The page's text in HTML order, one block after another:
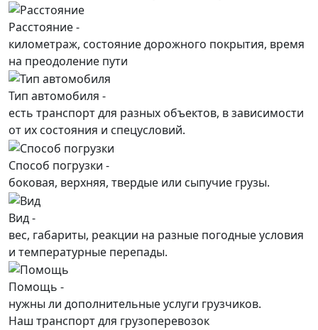
Расстояние -
километраж, состояние дорожного покрытия, время
на преодоление пути
Тип автомобиля -
есть транспорт для разных объектов, в зависимости
от их состояния и спецусловий.
Способ погрузки -
боковая, верхняя, твердые или сыпучие грузы.
Вид -
вес, габариты, реакции на разные погодные условия
и температурные перепады.
Помощь -
нужны ли дополнительные услуги грузчиков.
Наш транспорт для грузоперевозок